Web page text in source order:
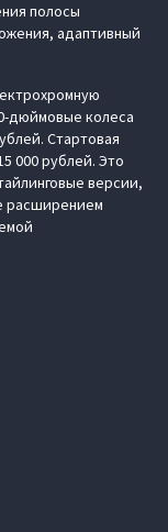
полосы
адаптивный
дюймовые колеса
Стартовая
000 рублей. Это
версии,
расширением